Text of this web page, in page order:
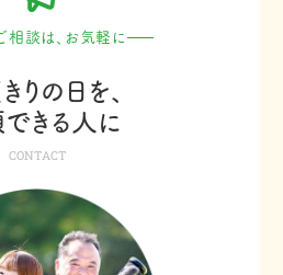
相談は、お気軽に
りの日を、
きる人に
CONTACT